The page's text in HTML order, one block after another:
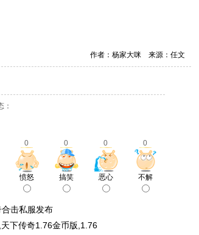
作者：杨家大咪 来源：任文
：
0 0 0 0
愤怒 搞笑 恶心 不解
击私服发布
下传奇1.76金币版,1.76